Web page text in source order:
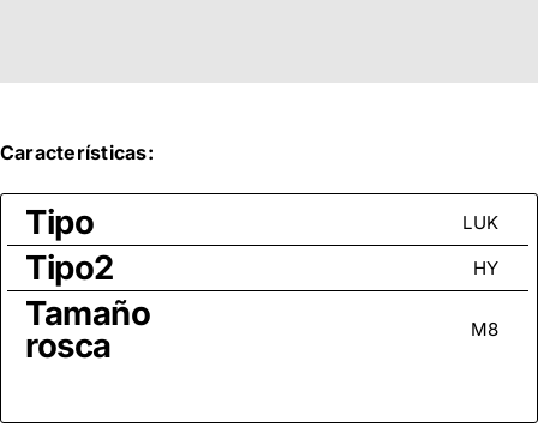
Características:
Tipo LUK
Tipo2 HY
Tamaño
rosca M8